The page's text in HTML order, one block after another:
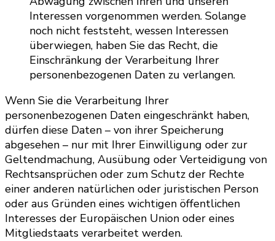
Interessen vorgenommen werden. Solange
noch nicht feststeht, wessen Interessen
überwiegen, haben Sie das Recht, die
Einschränkung der Verarbeitung Ihrer
personenbezogenen Daten zu verlangen.
Wenn Sie die Verarbeitung Ihrer
personenbezogenen Daten eingeschränkt haben,
dürfen diese Daten – von ihrer Speicherung
abgesehen – nur mit Ihrer Einwilligung oder zur
Geltendmachung, Ausübung oder Verteidigung von
Rechtsansprüchen oder zum Schutz der Rechte
einer anderen natürlichen oder juristischen Person
oder aus Gründen eines wichtigen öffentlichen
Interesses der Europäischen Union oder eines
Mitgliedstaats verarbeitet werden.